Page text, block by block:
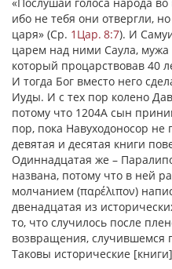
ибо нe тебя они отвергли,
царя» (Ср. 1Цар. 8:7). И
царем над ними Саула,
который процарствовав 40
И тогда Бог вместо него
Иуды. И с тех пор колено
потому что 1204А сын
пор, пока Навуходоносор
девятая и десятая книги
Одиннадцатая же –
названа, потому что в ней
молчанием (παρέλιπον)
двенадцатая из
то, что случилось после
возвращения, случившемся
Таковы исторические